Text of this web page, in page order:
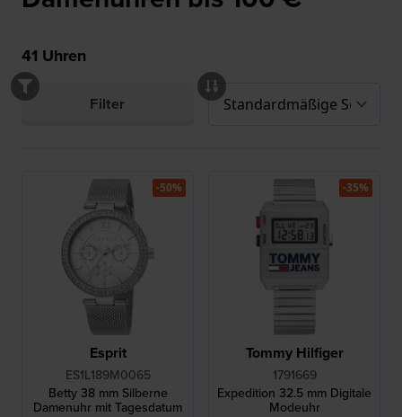
41 Uhren
Filter
Esprit
ES1L189M0065
Betty 38 mm Silberne
Damenuhr mit Tagesdatum
-50%
Tommy Hilfiger
1791669
Expedition 32.5 mm Digitale
Modeuhr
-35%